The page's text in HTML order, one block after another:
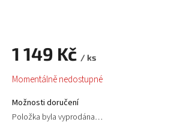
1 149 Kč / ks
Měrná
cena:
Momentálně nedostupné
Možnosti doručení
Položka byla vyprodána…